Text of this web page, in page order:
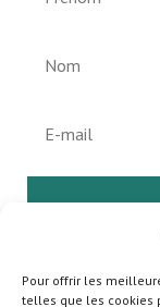
Pour offrir les
telles que les cookies